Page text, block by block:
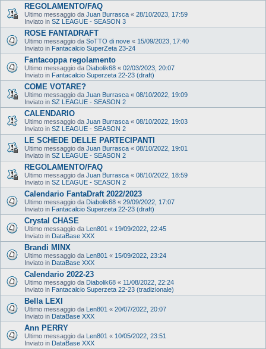
REGOLAMENTO/FAQ
Ultimo messaggio da Juan Burrasca « 28/10/2023, 17:59
Inviato in SZ LEAGUE - SEASON 3
ROSE FANTADRAFT
Ultimo messaggio da SoTTO di nove « 15/09/2023, 17:40
Inviato in Fantacalcio SuperZeta 23-24
Fantacoppa regolamento
Ultimo messaggio da Diabolik68 « 02/03/2023, 20:07
Inviato in Fantacalcio Superzeta 22-23 (draft)
COME VOTARE?
Ultimo messaggio da Juan Burrasca « 08/10/2022, 19:09
Inviato in SZ LEAGUE - SEASON 2
CALENDARIO
Ultimo messaggio da Juan Burrasca « 08/10/2022, 19:03
Inviato in SZ LEAGUE - SEASON 2
LE SCHEDE DELLE PARTECIPANTI
Ultimo messaggio da Juan Burrasca « 08/10/2022, 19:01
Inviato in SZ LEAGUE - SEASON 2
REGOLAMENTO/FAQ
Ultimo messaggio da Juan Burrasca « 08/10/2022, 18:59
Inviato in SZ LEAGUE - SEASON 2
Calendario FantaDraft 2022/2023
Ultimo messaggio da Diabolik68 « 29/09/2022, 17:07
Inviato in Fantacalcio Superzeta 22-23 (draft)
Crystal CHASE
Ultimo messaggio da Len801 « 19/09/2022, 22:45
Inviato in DataBase XXX
Brandi MINX
Ultimo messaggio da Len801 « 15/09/2022, 23:24
Inviato in DataBase XXX
Calendario 2022-23
Ultimo messaggio da Diabolik68 « 11/08/2022, 22:24
Inviato in Fantacalcio Superzeta 22-23 (tradizionale)
Bella LEXI
Ultimo messaggio da Len801 « 20/07/2022, 20:07
Inviato in DataBase XXX
Ann PERRY
Ultimo messaggio da Len801 « 10/05/2022, 23:51
Inviato in DataBase XXX